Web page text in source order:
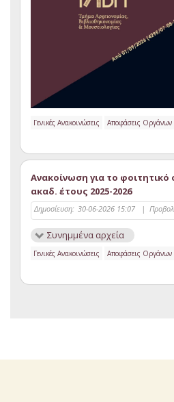
Γενικές Ανακοινώσεις Αποφάσεις Οργάνων
Ανακοίνωση για το
ακαδ. έτους 2025-2026
Δημοσίευση: 30-06-2026 15:07 |
Συνημμένα αρχεία
Γενικές Ανακοινώσεις Αποφάσεις Οργάνων